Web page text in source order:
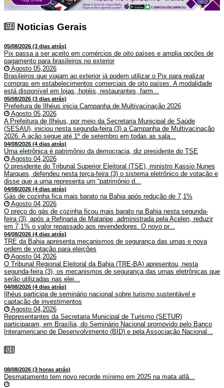
Noticias Gerais
05/08/2026 (3 dias atrás)
Pix passa a ser aceito em comércios de oito países e amplia opções de
pagamento para brasileiros no exterior
Agosto 05,2026
Brasileiros que viajam ao exterior já podem utilizar o Pix para realizar
compras em estabelecimentos comerciais de oito países. A modalidade
está disponível em lojas, hotéis, restaurantes, farm...
05/08/2026 (3 dias atrás)
Prefeitura de Ilhéus inicia Campanha de Multivacinação 2026
Agosto 05,2026
A Prefeitura de Ilhéus, por meio da Secretaria Municipal de Saúde
(SESAU), iniciou nesta segunda-feira (3) a Campanha de Multivacinação
2026. A ação segue até 1º de setembro em todas as sala...
04/08/2026 (4 dias atrás)
Urna eletrônica é patrimônio da democracia, diz presidente do TSE
Agosto 04,2026
O presidente do Tribunal Superior Eleitoral (TSE), ministro Kassio Nunes
Marques, defendeu nesta terça-feira (3) o sistema eletrônico de votação e
disse que a urna representa um “patrimônio d...
04/08/2026 (4 dias atrás)
Gás de cozinha fica mais barato na Bahia após redução de 7,1%
Agosto 04,2026
O preço do gás de cozinha ficou mais barato na Bahia nesta segunda-
feira (3), após a Refinaria de Mataripe, administrada pela Acelen, reduzir
em 7,1% o valor repassado aos revendedores. O novo pr...
04/08/2026 (4 dias atrás)
TRE da Bahia apresenta mecanismos de segurança das urnas e nova
ordem de votação para eleições
Agosto 04,2026
O Tribunal Regional Eleitoral da Bahia (TRE-BA) apresentou, nesta
segunda-feira (3), os mecanismos de segurança das urnas eletrônicas que
serão utilizadas nas elei...
04/08/2026 (4 dias atrás)
Ilhéus participa de seminário nacional sobre turismo sustentável e
captação de investimentos
Agosto 04,2026
Representantes da Secretaria Municipal de Turismo (SETUR)
participaram, em Brasília, do Seminário Nacional promovido pelo Banco
Interamericano de Desenvolvimento (BID) e pela Associação Nacional...
08/08/2026 (3 horas atrás)
Desmatamento tem novo recorde mínimo em 2025 na mata atlâ...